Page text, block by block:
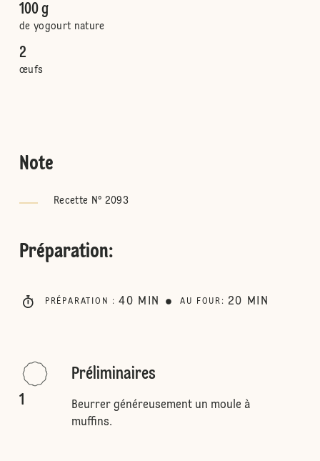
100 g
de yogourt nature
2
œufs
Note
Recette N° 2093
Préparation:
PRÉPARATION : 40 MIN AU FOUR : 20 MIN
1
Préliminaires
Beurrer généreusement un moule à
muffins.